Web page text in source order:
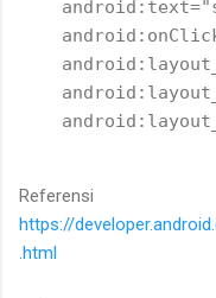
Referensi
https://
.html